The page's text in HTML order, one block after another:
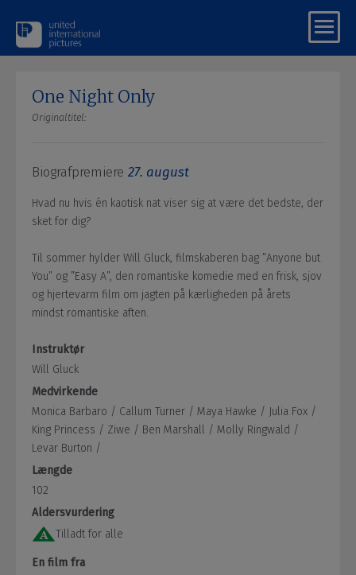
One Night Only
Originaltitel:
Biografpremiere 27. august
Hvad nu hvis én kaotisk nat viser sig at være det bedste, der
sket for dig?
Til sommer hylder Will Gluck, filmskaberen bag ”Anyone but
You” og ”Easy A”, den romantiske komedie med en frisk, sjov
og hjertevarm film om jagten på kærligheden på årets
mindst romantiske aften.
Instruktør
Will Gluck
Medvirkende
Monica Barbaro / Callum Turner / Maya Hawke / Julia Fox /
King Princess / Ziwe / Ben Marshall / Molly Ringwald /
Levar Burton /
Længde
102
Aldersvurdering
Tilladt for alle
En film fra